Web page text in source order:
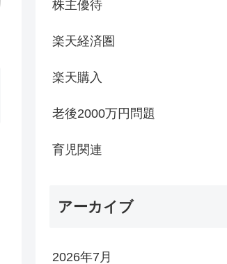
株主優待
楽天経済圏
楽天購入
老後2000万円問題
育児関連
アーカイブ
2026年7月